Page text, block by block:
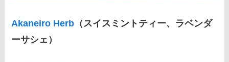
Akaneiro Herb （スイスミントティー、ラベンダ
ーサシェ）